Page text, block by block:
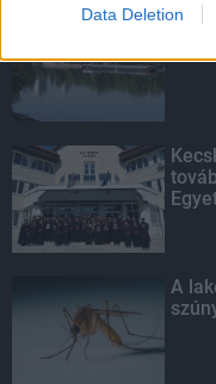
Data Deletion
A